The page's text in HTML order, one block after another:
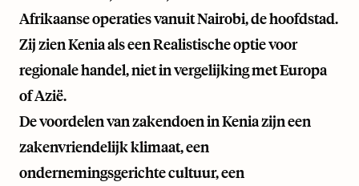
Afrikaanse operaties vanuit Nairobi, de hoofdstad.
Zij zien Kenia als een Realistische optie voor
regionale handel, niet in vergelijking met Europa
of Azië.
De voordelen van zakendoen in Kenia zijn een
zakenvriendelijk klimaat, een
ondernemingsgerichte cultuur, een